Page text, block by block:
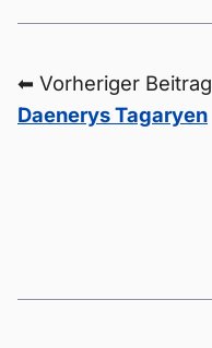
⬅ Vorheriger Beitrag
Daenerys Tagaryen